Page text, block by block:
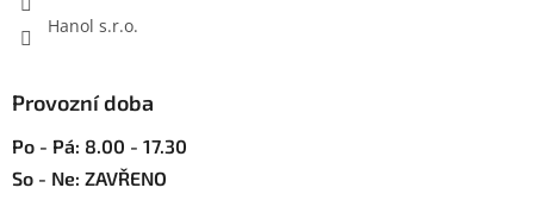
Hanol s.r.o.
Provozní doba
Po - Pá: 8.00 - 17.30
So - Ne: ZAVŘENO